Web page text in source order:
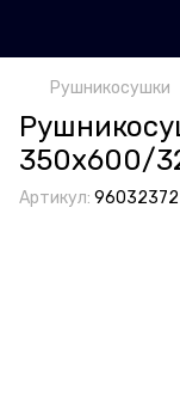
Рушникосушки
350х600/
Артикул: 96032372